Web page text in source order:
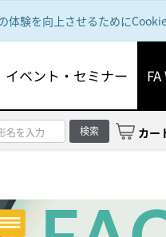
験を向上させるためにCookie
イベント・セミナー
検索 カー